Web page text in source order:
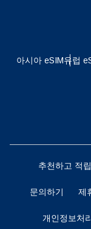
아시아 eSIM유럽
추천하고 적
문의하기 제
개인정보처